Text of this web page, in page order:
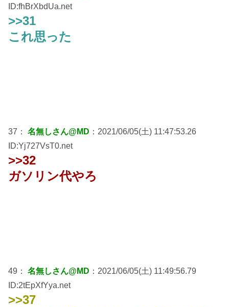
ID:fhBrXbdUa.net
>>31
これ思った
37： 名無しさん@MD ：2021/06/05(土) 11:47:53.26
ID:Yj727VsT0.net
>>32
ガソリン代やろ
49： 名無しさん@MD ：2021/06/05(土) 11:49:56.79
ID:2tEpXfYya.net
>>37